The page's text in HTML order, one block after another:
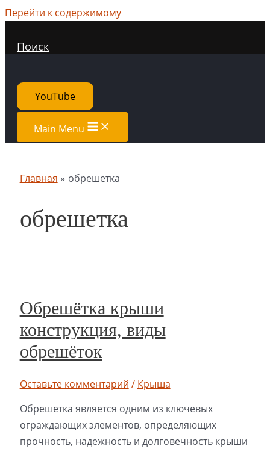
Перейти к содержимому
Поиск
YouTube
Main Menu
Главная обрешетка
обрешетка
Обрешётка крыши
конструкция, виды
обрешёток
Оставьте комментарий / Крыша
Обрешетка является одним из ключевых
ограждающих элементов, определяющих
прочность, надежность и долговечность крыши